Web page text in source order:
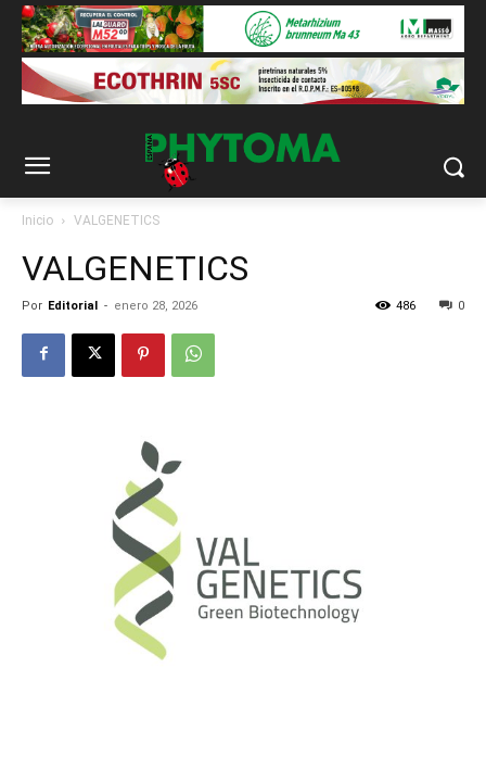
Inicio VALGENETICS
VALGENETICS
Por Editorial - enero 28, 2026 0
486